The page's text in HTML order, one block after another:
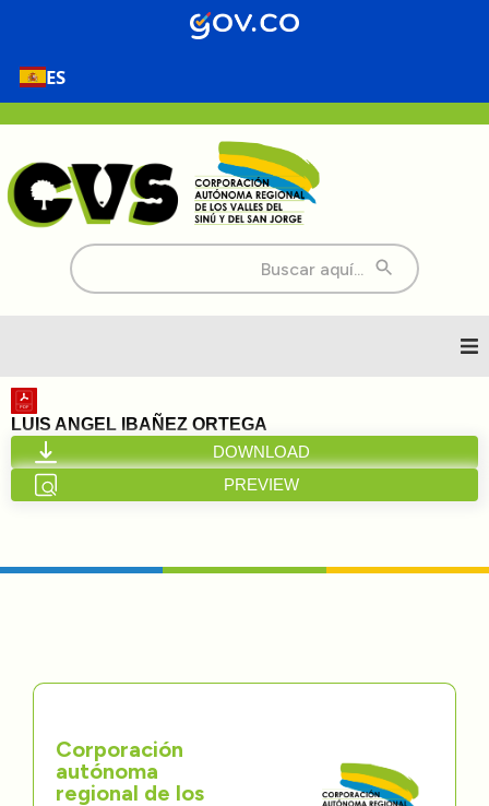
ES
Buscar:
Inicio
Nosotros
Transparencia
Participa
Trámites y Servicios
LUIS ANGEL IBAÑEZ ORTEGA
DOWNLOAD
PREVIEW
Corporación
autónoma
regional de los